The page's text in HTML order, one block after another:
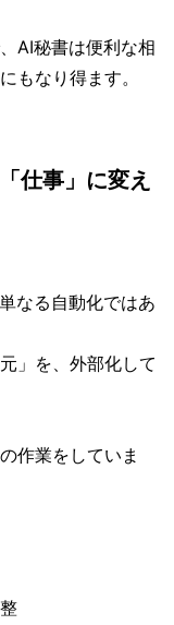
AI秘書は便利な相
もなり得ます。
仕事」に変え
なる自動化ではあ
」を、外部化して
作業をしていま